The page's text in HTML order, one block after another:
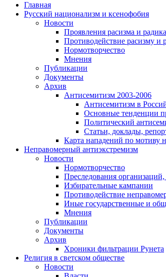
Главная
Русский национализм и ксенофобия
Новости
Проявления расизма и
Противодействие расизму и
Нормотворчество
Мнения
Публикации
Документы
Архив
Антисемитизм 2003-2006
Антисемитизм в
Основные тенденции
Политический
Статьи, доклады,
Карта нападений по мотиву
Неправомерный антиэкстремизм
Новости
Нормотворчество
Преследования
Избирательные кампании
Противодействие
Иные государственные и
Мнения
Публикации
Документы
Архив
Хроники фильтрации Рунета
Религия в светском обществе
Новости